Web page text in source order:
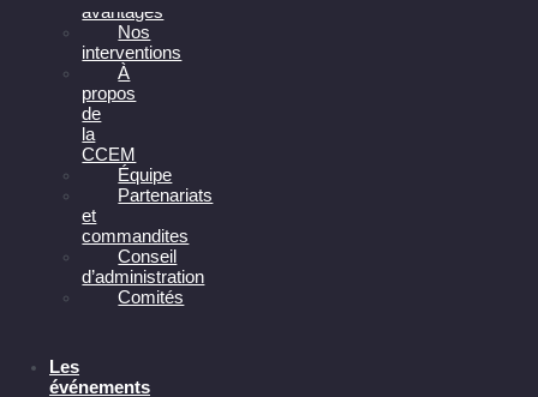
avantages
Nos
interventions
À
propos
de
la
CCEM
Équipe
Partenariats
et
commandites
Conseil
d’administration
Comités
Les
événements